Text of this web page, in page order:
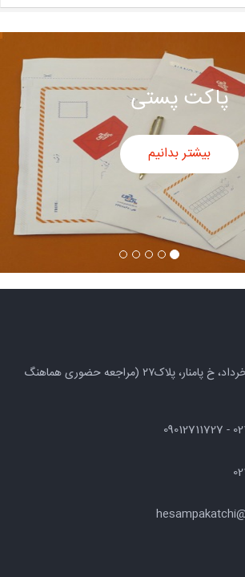
پاکت پستی
بیشتر بدانیم
تهران، خ 15 خرداد، خ پامنار، پلاک۲۷ (مراجعه حضوری هماهنگ